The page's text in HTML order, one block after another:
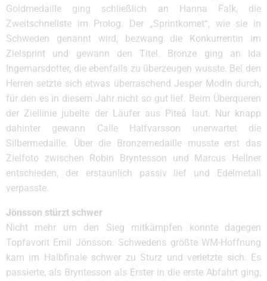
Goldmedaille ging schließlich an Hanna Falk, die
Zweitschnellste im Prolog. Der „Sprintkomet“, wie sie in
Schweden genannt wird, bezwang die Konkurrentin im
Zielsprint und gewann den Titel. Bronze ging an Ida
Ingemarsdotter, die ebenfalls zu überzeugen wusste. Bei den
Herren setzte sich etwas überraschend Jesper Modin durch,
für den es in diesem Jahr nicht so gut lief. Beim Überqueren
der Ziellinie jubelte der Läufer aus Piteå laut. Nur knapp
dahinter gewann Calle Halfvarsson unerwartet die
Silbermedaille. Über die Bronzemedaille musste erst das
Zielfoto zwischen Robin Bryntesson und Marcus Hellner
entschieden, der erstaunlich passiv lief und Edelmetall
verpasste.
Jönsson stürzt schwer
Nicht mehr um den Sieg mitkämpfen konnte dagegen
Topfavorit Emil Jönsson. Schwedens größte WM-Hoffnung
kam im Halbfinale schwer zu Sturz und verletzte sich. Es
passierte, als Bryntesson als Erster in die erste Abfahrt ging,